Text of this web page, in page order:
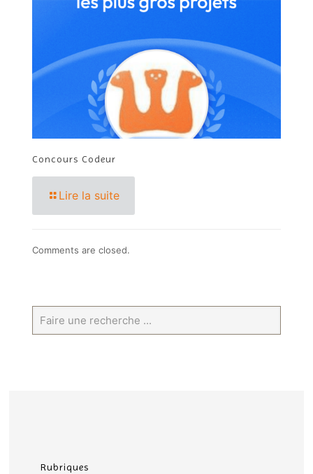
Concours Codeur
Lire la suite
Comments are closed.
Rubriques